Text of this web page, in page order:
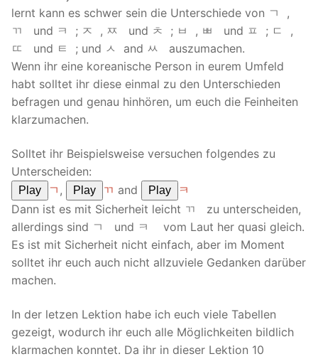
lernt kann es schwer sein die Unterschiede von ㄱ ,
ㄲ und ㅋ ; ㅈ , ㅉ und ㅊ ; ㅂ , ㅃ und ㅍ ; ㄷ ,
ㄸ und ㅌ ; und ㅅ and ㅆ auszumachen.
Wenn ihr eine koreanische Person in eurem Umfeld
habt solltet ihr diese einmal zu den Unterschieden
befragen und genau hinhören, um euch die Feinheiten
klarzumachen.
Solltet ihr Beispielsweise versuchen folgendes zu
Unterscheiden:
Play ㄱ , Play ㄲ and Play
ㅋ
Dann ist es mit Sicherheit leicht ㄲ zu unterscheiden,
allerdings sind ㄱ und ㅋ vom Laut her quasi gleich.
Es ist mit Sicherheit nicht einfach, aber im Moment
solltet ihr euch auch nicht allzuviele Gedanken darüber
machen.
In der letzen Lektion habe ich euch viele Tabellen
gezeigt, wodurch ihr euch alle Möglichkeiten bildlich
klarmachen konntet. Da ihr in dieser Lektion 10